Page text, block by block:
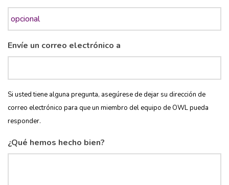
Envíe un correo electrónico a
Si usted tiene alguna pregunta, asegúrese de dejar su dirección de
correo electrónico para que un miembro del equipo de OWL pueda
responder.
¿Qué hemos hecho bien?